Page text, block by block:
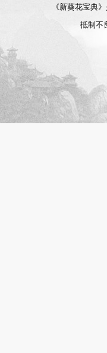
《新葵花宝典
抵制不